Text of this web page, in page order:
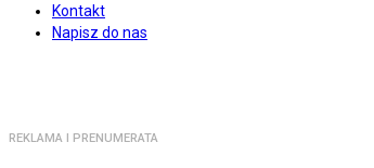
Kontakt
Napisz do nas
REKLAMA I PRENUMERATA